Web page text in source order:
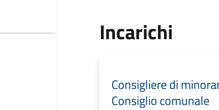
Incarichi
Consigliere di
Consiglio comunale